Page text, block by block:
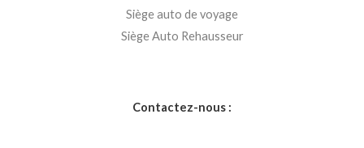
Siège auto de voyage
Siège Auto Rehausseur
Contactez-nous :